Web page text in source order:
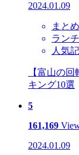
2024.01.09
まとめ
ランチ
人気
【富山の
キング10選
5
161,169
2024.01.09